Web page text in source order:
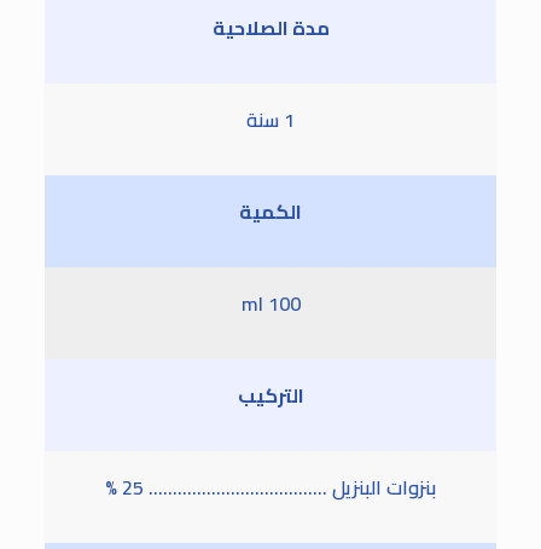
مدة الصلاحية
1 سنة
الكمية
100 ml
التركيب
بنزوات البنزيل ………………………………. 25 %